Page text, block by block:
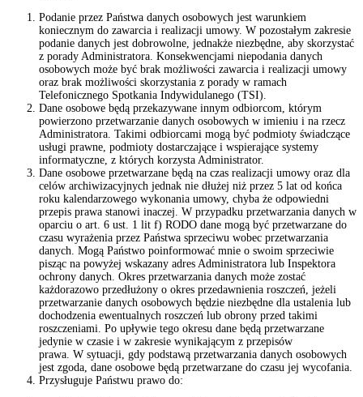
Podanie przez Państwa danych osobowych jest warunkiem
koniecznym do zawarcia i realizacji umowy. W pozostałym zakresie
podanie danych jest dobrowolne, jednakże niezbędne, aby skorzystać
z porady Administratora. Konsekwencjami niepodania danych
osobowych może być brak możliwości zawarcia i realizacji umowy
oraz brak możliwości skorzystania z porady w ramach
Telefonicznego Spotkania Indywidulanego (TSI).
Dane osobowe będą przekazywane innym odbiorcom, którym
powierzono przetwarzanie danych osobowych w imieniu i na rzecz
Administratora. Takimi odbiorcami mogą być podmioty świadczące
usługi prawne, podmioty dostarczające i wspierające systemy
informatyczne, z których korzysta Administrator.
Dane osobowe przetwarzane będą na czas realizacji umowy oraz dla
celów archiwizacyjnych jednak nie dłużej niż przez 5 lat od końca
roku kalendarzowego wykonania umowy, chyba że odpowiedni
przepis prawa stanowi inaczej. W przypadku przetwarzania danych w
oparciu o art. 6 ust. 1 lit f) RODO dane mogą być przetwarzane do
czasu wyrażenia przez Państwa sprzeciwu wobec przetwarzania
danych. Mogą Państwo poinformować mnie o swoim sprzeciwie
pisząc na powyżej wskazany adres Administratora lub Inspektora
ochrony danych. Okres przetwarzania danych może zostać
każdorazowo przedłużony o okres przedawnienia roszczeń, jeżeli
przetwarzanie danych osobowych będzie niezbędne dla ustalenia lub
dochodzenia ewentualnych roszczeń lub obrony przed takimi
roszczeniami. Po upływie tego okresu dane będą przetwarzane
jedynie w czasie i w zakresie wynikającym z przepisów
prawa. W sytuacji, gdy podstawą przetwarzania danych osobowych
jest zgoda, dane osobowe będą przetwarzane do czasu jej wycofania.
Przysługuje Państwu prawo do: